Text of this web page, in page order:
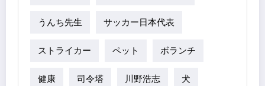
うんち先生 サッカー日本代表
ストライカー ペット ボランチ
健康 司令塔 川野浩志 犬